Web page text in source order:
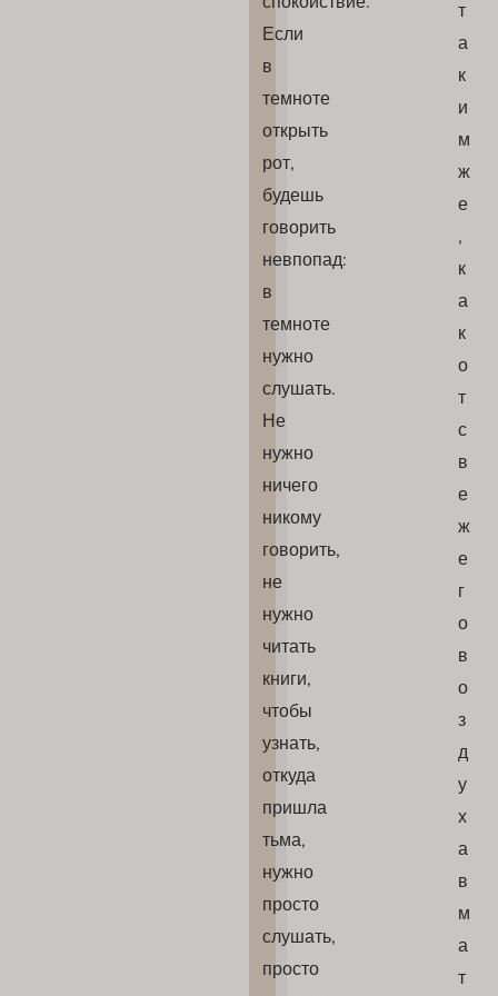
Если
в
темноте
открыть
рот,
будешь
говорить
невпопад:
в
темноте
нужно
слушать.
Не
нужно
ничего
никому
говорить,
не
нужно
читать
книги,
чтобы
узнать,
откуда
пришла
тьма,
нужно
просто
слушать,
просто
т
а
к
и
м
ж
е
,
к
а
к
о
т
с
в
е
ж
е
г
о
в
о
з
д
у
х
а
в
м
а
т